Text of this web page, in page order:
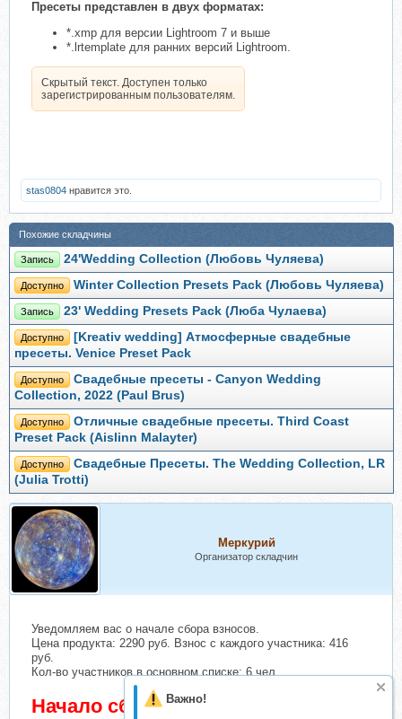
Важно!
Пресеты представлен в двух форматах:
*.xmp для версии Lightroom 7 и выше
*.lrtemplate для ранних версий Lightroom.
Скрытый текст. Доступен только
зарегистрированным пользователям.
stas0804 нравится это.
Похожие складчины
Запись 24'Wedding Collection (Любовь Чуляева)
Доступно Winter Collection Presets Pack (Любовь Чуляева)
Запись 23' Wedding Presets Pack (Люба Чулаева)
Доступно
[Kreativ wedding] Атмосферные свадебные
пресеты. Venice Preset Pack
Доступно
Свадебные пресеты - Canyon Wedding
Collection, 2022 (Paul Brus)
Доступно
Отличные свадебные пресеты. Third Coast
Preset Pack (Aislinn Malayter)
Доступно
Свадебные Пресеты. The Wedding Collection, LR
(Julia Trotti)
Меркурий
Организатор складчин
Уведомляем вас о начале сбора взносов.
Цена продукта: 2290 руб. Взнос с каждого участника: 416
руб.
Кол-во участников в основном списке: 6 чел.
Начало сбора взносов 23 Март